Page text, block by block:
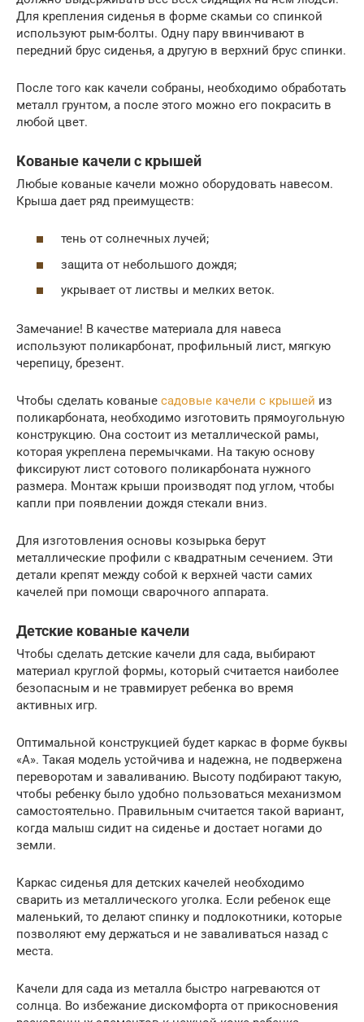
Для крепления сиденья в форме скамьи со спинкой
используют рым-болты. Одну пару ввинчивают в
передний брус сиденья, а другую в верхний брус спинки.
После того как качели собраны, необходимо обработать
металл грунтом, а после этого можно его покрасить в
любой цвет.
Кованые качели с крышей
Любые кованые качели можно оборудовать навесом.
Крыша дает ряд преимуществ:
тень от солнечных лучей;
защита от небольшого дождя;
укрывает от листвы и мелких веток.
Замечание! В качестве материала для навеса
используют поликарбонат, профильный лист, мягкую
черепицу, брезент.
Чтобы сделать кованые садовые качели с крышей из
поликарбоната, необходимо изготовить прямоугольную
конструкцию. Она состоит из металлической рамы,
которая укреплена перемычками. На такую основу
фиксируют лист сотового поликарбоната нужного
размера. Монтаж крыши производят под углом, чтобы
капли при появлении дождя стекали вниз.
Для изготовления основы козырька берут
металлические профили с квадратным сечением. Эти
детали крепят между собой к верхней части самих
качелей при помощи сварочного аппарата.
Детские кованые качели
Чтобы сделать детские качели для сада, выбирают
материал круглой формы, который считается наиболее
безопасным и не травмирует ребенка во время
активных игр.
Оптимальной конструкцией будет каркас в форме буквы
«А». Такая модель устойчива и надежна, не подвержена
переворотам и заваливанию. Высоту подбирают такую,
чтобы ребенку было удобно пользоваться механизмом
самостоятельно. Правильным считается такой вариант,
когда малыш сидит на сиденье и достает ногами до
земли.
Каркас сиденья для детских качелей необходимо
сварить из металлического уголка. Если ребенок еще
маленький, то делают спинку и подлокотники, которые
позволяют ему держаться и не заваливаться назад с
места.
Качели для сада из металла быстро нагреваются от
солнца. Во избежание дискомфорта от прикосновения